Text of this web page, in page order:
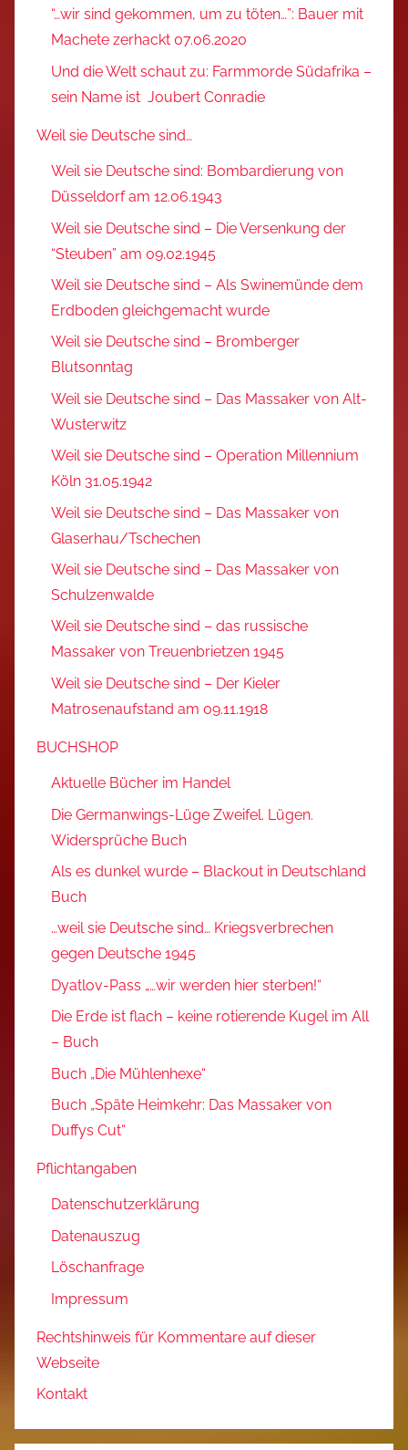
“…wir sind gekommen, um zu töten…”: Bauer mit
Machete zerhackt 07.06.2020
Und die Welt schaut zu: Farmmorde Südafrika –
sein Name ist Joubert Conradie
Weil sie Deutsche sind…
Weil sie Deutsche sind: Bombardierung von
Düsseldorf am 12.06.1943
Weil sie Deutsche sind – Die Versenkung der
“Steuben” am 09.02.1945
Weil sie Deutsche sind – Als Swinemünde dem
Erdboden gleichgemacht wurde
Weil sie Deutsche sind – Bromberger
Blutsonntag
Weil sie Deutsche sind – Das Massaker von Alt-
Wusterwitz
Weil sie Deutsche sind – Operation Millennium
Köln 31.05.1942
Weil sie Deutsche sind – Das Massaker von
Glaserhau/Tschechen
Weil sie Deutsche sind – Das Massaker von
Schulzenwalde
Weil sie Deutsche sind – das russische
Massaker von Treuenbrietzen 1945
Weil sie Deutsche sind – Der Kieler
Matrosenaufstand am 09.11.1918
BUCHSHOP
Aktuelle Bücher im Handel
Die Germanwings-Lüge Zweifel. Lügen.
Widersprüche Buch
Als es dunkel wurde – Blackout in Deutschland
Buch
…weil sie Deutsche sind… Kriegsverbrechen
gegen Deutsche 1945
Dyatlov-Pass „…wir werden hier sterben!“
Die Erde ist flach – keine rotierende Kugel im All
– Buch
Buch „Die Mühlenhexe“
Buch „Späte Heimkehr: Das Massaker von
Duffys Cut“
Pflichtangaben
Datenschutzerklärung
Datenauszug
Löschanfrage
Impressum
Rechtshinweis für Kommentare auf dieser
Webseite
Kontakt